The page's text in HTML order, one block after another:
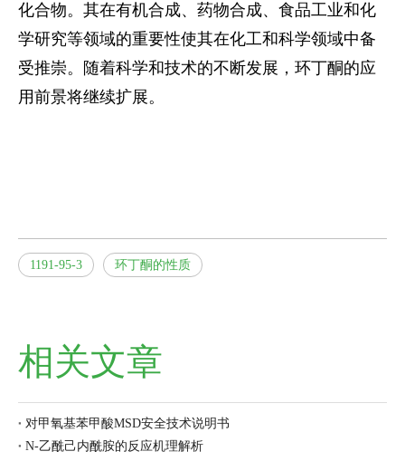
化合物。其在有机合成、药物合成、食品工业和化
学研究等领域的重要性使其在化工和科学领域中备
受推崇。随着科学和技术的不断发展，环丁酮的应
用前景将继续扩展。
1191-95-3 环丁酮的性质
相关文章
对甲氧基苯甲酸MSD安全技术说明书
N-乙酰己内酰胺的反应机理解析